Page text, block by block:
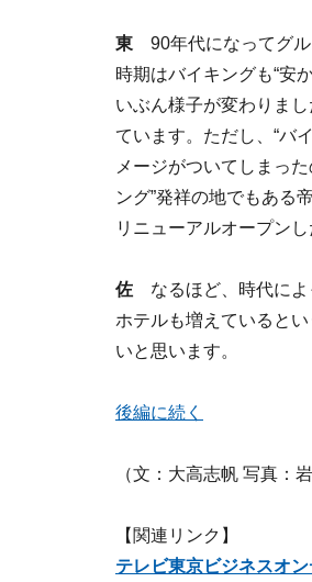
東 90年代になってグル
時期はバイキングも“安
いぶん様子が変わりま
ています。ただし、“バ
メージがついてしまっ
ング”発祥の地でもある
リニューアルオープン
佐 なるほど、時代によ
ホテルも増えていると
いと思います。
後編に続く
（文：大高志帆 写真：
【関連リンク】
テレビ東京ビジネスオ